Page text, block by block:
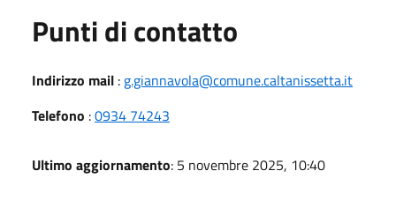
Punti di contatto
Indirizzo mail : g.giannavola@comune.caltanissetta.it
Telefono :0934 74243
Ultimo aggiornamento: 5 novembre 2025, 10:40